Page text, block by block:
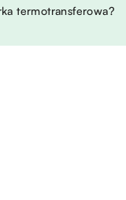
termotransferowa?